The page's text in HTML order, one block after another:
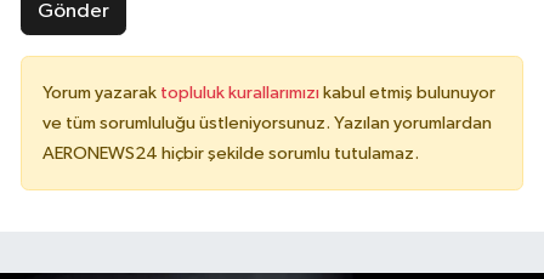
Gönder
Yorum yazarak topluluk kurallarımızı kabul etmiş bulunuyor
ve tüm sorumluluğu üstleniyorsunuz. Yazılan yorumlardan
AERONEWS24 hiçbir şekilde sorumlu tutulamaz.